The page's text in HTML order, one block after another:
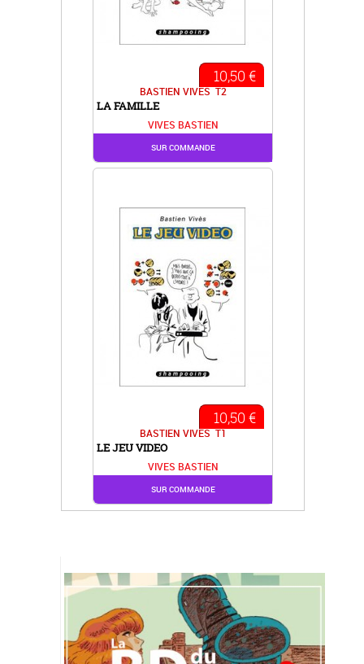
BASTIEN VIVES T2
LA FAMILLE
VIVES BASTIEN
10,50 €
SUR COMMANDE
BASTIEN VIVES T1
LE JEU VIDEO
VIVES BASTIEN
10,50 €
SUR COMMANDE